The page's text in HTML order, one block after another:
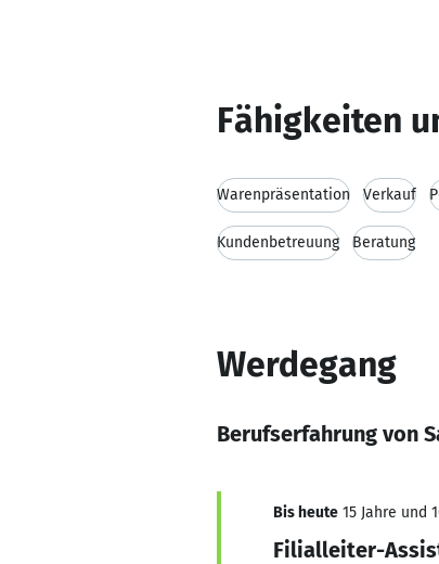
Fähigkeiten
Warenpräsentation Verkauf
Kundenbetreuung Beratung
Werdegang
Berufserfahrung von
Bis heute 15 Jahre und
Filialleiter-